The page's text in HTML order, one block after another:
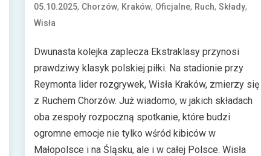
05.10.2025, Chorzów, Kraków, Oficjalne, Ruch,Składy,
Wisła
Dwunasta kolejka zaplecza Ekstraklasy przynosi
prawdziwy klasyk polskiej piłki. Na stadionie przy
Reymonta lider rozgrywek, Wisła Kraków, zmierzy się
z Ruchem Chorzów. Już wiadomo, w jakich składach
oba zespoły rozpoczną spotkanie, które budzi
ogromne emocje nie tylko wśród kibiców w
Małopolsce i na Śląsku, ale i w całej Polsce. Wisła